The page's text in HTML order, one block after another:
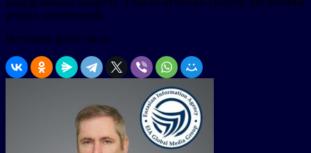
определенных лекарств, а также нехватки средств для лечения
редких заболеваний.
Источник фото: mk.ru